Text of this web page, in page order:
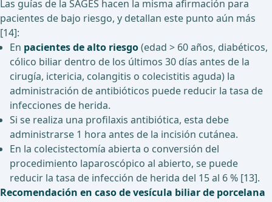
Las guías de la SAGES hacen la misma afirmación para
pacientes de bajo riesgo, y detallan este punto aún más
[14]:
En pacientes de alto riesgo(edad > 60 años, diabéticos,
cólico biliar dentro de los últimos 30 días antes de la
cirugía, ictericia, colangitis o colecistitis aguda) la
administración de antibióticos puede reducir la tasa de
infecciones de herida.
Si se realiza una profilaxis antibiótica, esta debe
administrarse 1 hora antes de la incisión cutánea.
En la colecistectomía abierta o conversión del
procedimiento laparoscópico al abierto, se puede
reducir la tasa de infección de herida del 15 al 6 % [13].
Recomendación en caso de vesícula biliar de porcelana